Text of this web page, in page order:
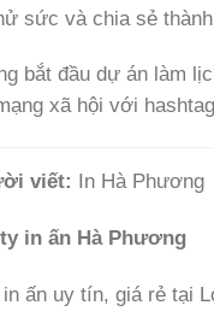
sức và chia sẻ
bắt đầu dự án làm
xã hội với
viết: In Hà Phương
in ấn Hà Phương
ấn uy tín, giá rẻ tại